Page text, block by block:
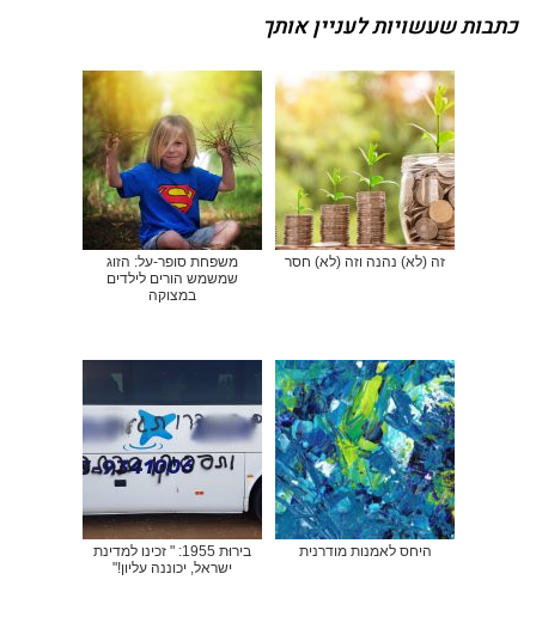
כתבות שעשויות לעניין אותך
זה (לא) נהנה וזה (לא) חסר
משפחת סופר-על: הזוג
שמשמש הורים לילדים
במצוקה
היחס לאמנות מודרנית
בירוּת 1955: " זכינו למדינת
ישראל, יכוננה עליון!"